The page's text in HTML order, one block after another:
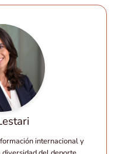
internacional y